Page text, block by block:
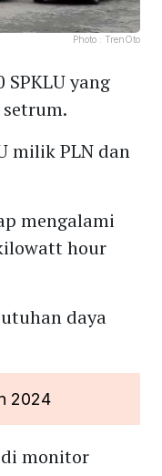
Photo : TrenOto
yang
milik PLN dan
mengalami
hour
daya
2024
monitor